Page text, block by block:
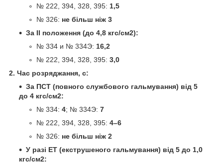
№ 222, 394, 328, 395: 1,5
№ 326: не більш ніж 3
За II положення (до 4,8 кгс/см2):
№ 334 и № 334Э: 16,2
№ 222, 394, 328, 395: 3,0
2. Час розряджання, с:
За ПСТ (повного службового гальмування) від 5
до 4 кгс/см2:
№ 334: 4; № 334Э: 7
№ 222, 394, 328, 395: 4–6
№ 326: не більш ніж 2
У разі ЕТ (екструшеного гальмування) від 5 до 1,0
кгс/см2: